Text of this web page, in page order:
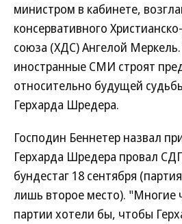
министром в кабинете,
консервативного
союза (ХДС) Ангелой
иностранные СМИ строят
относительно будущей
Герхарда Шредера.
Господин Беннетер назвал
Герхарда Шредера провал
бундестаг 18 сентября
лишь второе место). "Многие
партии хотели бы, чтобы